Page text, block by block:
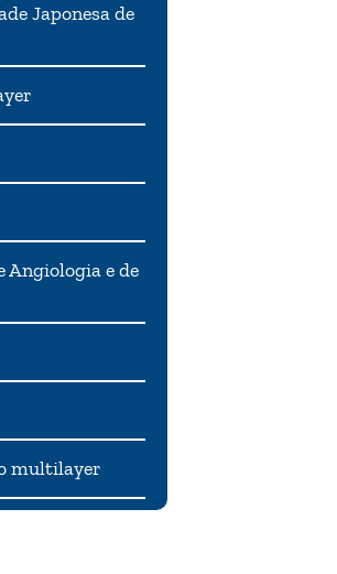
Japonesa de
Angiologia e de
multilayer